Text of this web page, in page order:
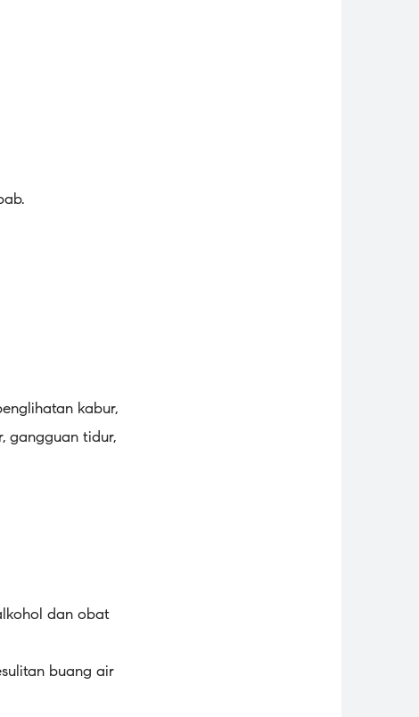
kabur,
gangguan tidur,
dan obat
buang air